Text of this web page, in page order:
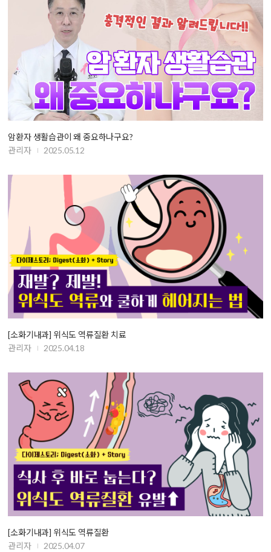
암환자 생활습관이 왜 중요하나구요?
관리자
2025.05.12
[소화기내과] 위식도 역류질환 치료
관리자
2025.04.18
[소화기내과] 위식도 역류질환
관리자
2025.04.07